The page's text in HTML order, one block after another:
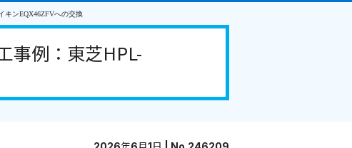
キンEQX46ZFVへの交換
事例：東芝HPL-